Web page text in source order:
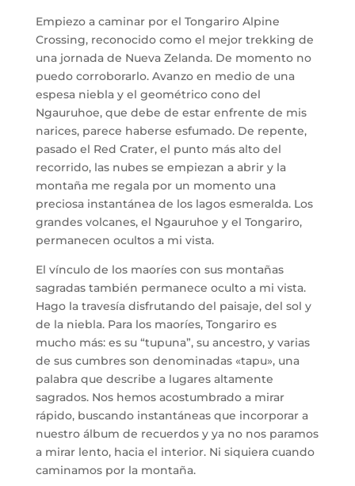
Empiezo a caminar por el Tongariro Alpine
Crossing, reconocido como el mejor trekking de
una jornada de Nueva Zelanda. De momento no
puedo corroborarlo. Avanzo en medio de una
espesa niebla y el geométrico cono del
Ngauruhoe, que debe de estar enfrente de mis
narices, parece haberse esfumado. De repente,
pasado el Red Crater, el punto más alto del
recorrido, las nubes se empiezan a abrir y la
montaña me regala por un momento una
preciosa instantánea de los lagos esmeralda. Los
grandes volcanes, el Ngauruhoe y el Tongariro,
permanecen ocultos a mi vista.
El vínculo de los maoríes con sus montañas
sagradas también permanece oculto a mi vista.
Hago la travesía disfrutando del paisaje, del sol y
de la niebla. Para los maoríes, Tongariro es
mucho más: es su “tupuna”, su ancestro, y varias
de sus cumbres son denominadas «tapu», una
palabra que describe a lugares altamente
sagrados. Nos hemos acostumbrado a mirar
rápido, buscando instantáneas que incorporar a
nuestro álbum de recuerdos y ya no nos paramos
a mirar lento, hacia el interior. Ni siquiera cuando
caminamos por la montaña.